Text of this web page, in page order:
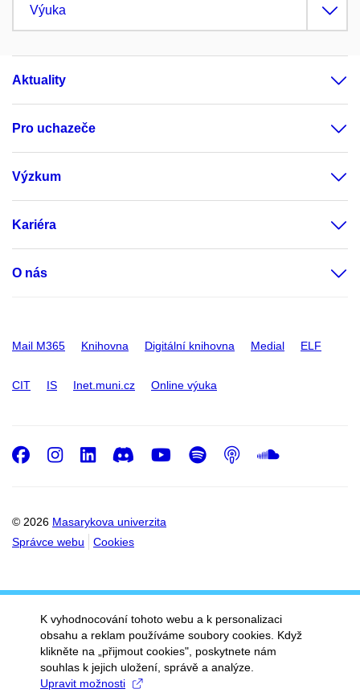
Výuka
Aktuality
Pro uchazeče
Výzkum
Kariéra
O nás
Mail M365 Knihovna Digitální knihovna Medial ELF
CIT IS Inet.muni.cz Online výuka
© 2026 Masarykova univerzita
Správce webu
Cookies
Facebook
Instagram
LinkedIn
DiscordYoutube
Spotify
Podcast
K vyhodnocování tohoto webu a k personalizaci
obsahu a reklam používáme soubory cookies. Když
klikněte na „přijmout cookies", poskytnete nám
souhlas k jejich uložení, správě a analýze.
Upravit možnosti